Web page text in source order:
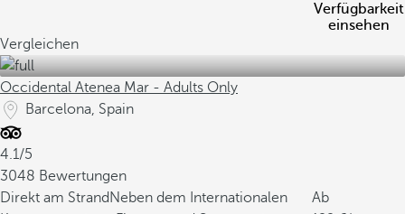
Verfügbarkeit
einsehen
Vergleichen
Occidental Atenea Mar - Adults Only
Barcelona, Spain
4.1/5
3048 Bewertungen
Direkt am Strand Neben dem Internationalen
Ab